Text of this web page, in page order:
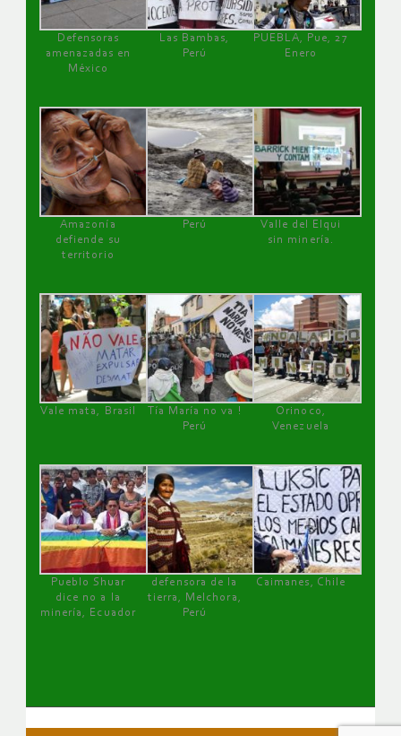
Defensoras
amenazadas en
México
Las Bambas,
Perú
PUEBLA, Pue, 27
Enero
Amazonía
defiende su
territorio
Perú
Valle del Elqui
sin minería.
Vale mata, Brasil
Tía María no va !
Perú
Orinoco,
Venezuela
Pueblo Shuar
dice no a la
minería, Ecuador
defensora de la
tierra, Melchora,
Perú
Caimanes, Chile